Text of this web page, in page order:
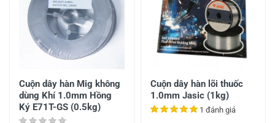
Cuộn dây hàn Mig không
dùng Khí 1.0mm Hồng
Ký E71T-GS (0.5kg)
Cuộn dây hàn lõi thuốc
1.0mm Jasic (1kg)
1 đánh giá